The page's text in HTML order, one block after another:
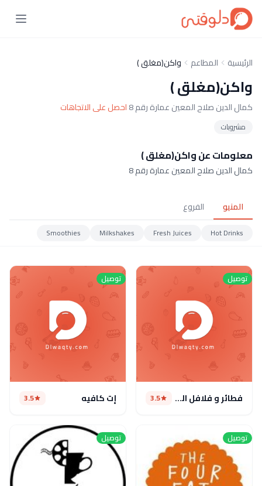
الرئيسية المطاعم واكن(مغلق )
واكن(مغلق )
كمال الدين صلاح المعين عمارة رقم 8 احصل على الاتجاهات
مشروبات
معلومات عن واكن(مغلق )
كمال الدين صلاح المعين عمارة رقم 8
المنيو الفروع
Hot Drinks
Fresh Juices
Milkshakes
Smoothies
توصيل
فطائر و فلافل الصبة الشامية 3.5
توصيل
إت كافيه 3.5
توصيل توصيل